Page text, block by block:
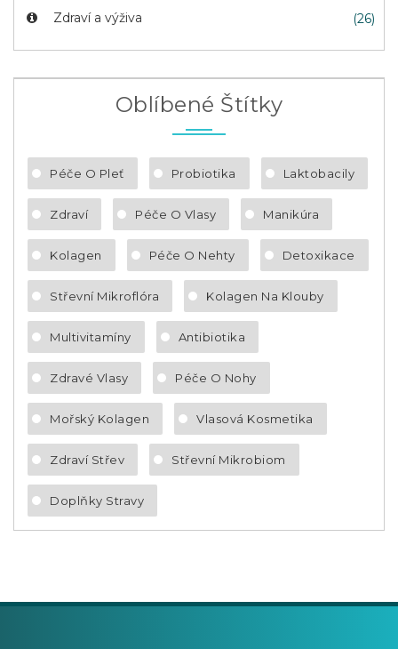
Zdraví a výživa (26)
Oblíbené Štítky
Péče O Pleť Probiotika Laktobacily
Zdraví Péče O Vlasy Manikúra
Kolagen Péče O Nehty Detoxikace
Střevní Mikroflóra Kolagen Na Klouby
Multivitamíny Antibiotika
Zdravé Vlasy Péče O Nohy
Mořský Kolagen Vlasová Kosmetika
Zdraví Střev Střevní Mikrobiom
Doplňky Stravy